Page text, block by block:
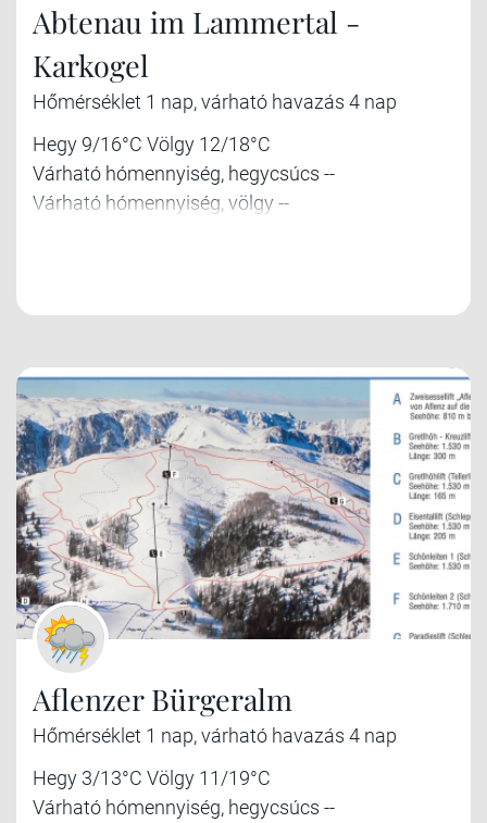
Abtenau im Lammertal -
Karkogel
Hőmérséklet 1 nap, várható havazás 4 nap
Hegy 9/16°C Völgy 12/18°C
Várható hómennyiség, hegycsúcs --
Várható hómennyiség, völgy --
Aflenzer Bürgeralm
Hőmérséklet 1 nap, várható havazás 4 nap
Hegy 3/13°C Völgy 11/19°C
Várható hómennyiség, hegycsúcs --